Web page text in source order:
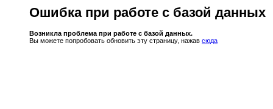
Ошибка при работе с базой данных
Возникла проблема при работе с базой данных.
Вы можете попробовать обновить эту страницу, нажав сюда